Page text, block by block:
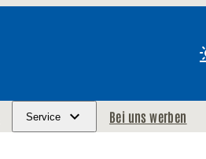
Service Bei uns werben